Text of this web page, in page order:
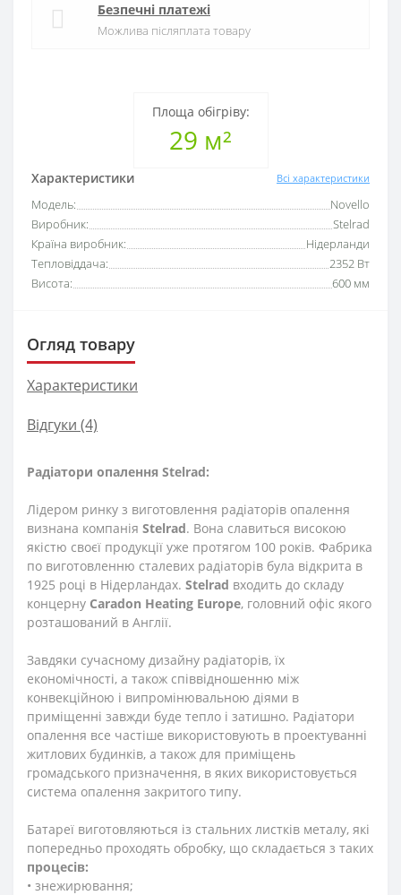
Площа обігріву:
29 м²
Характеристики Всі характеристики
Модель:
Novello
Виробник:
Stelrad
Країна виробник:
Нідерланди
Тепловіддача:
2352 Вт
Висота:
600 мм
Безпечні платежі
Можлива післяплата товару
Огляд товару
Характеристики
Відгуки (4)
Радіатори опалення Stelrad:
Лідером ринку з виготовлення радіаторів опалення
визнана компанія Stelrad. Вона славиться високою
якістю своєї продукції уже протягом 100 років. Фабрика
по виготовленню сталевих радіаторів була відкрита в
1925 році в Нідерландах. Stelrad входить до складу
концерну Caradon Heating Europe, головний офіс якого
розташований в Англії.
Завдяки сучасному дизайну радіаторів, їх
економічності, а також співвідношенню між
конвекційною і випромінювальною діями в
приміщенні завжди буде тепло і затишно. Радіатори
опалення все частіше використовують в проектуванні
житлових будинків, а також для приміщень
громадського призначення, в яких використовується
система опалення закритого типу.
Батареї виготовляються із стальних листків металу, які
попередньо проходять обробку, що складається з таких
процесів:
• знежирювання;